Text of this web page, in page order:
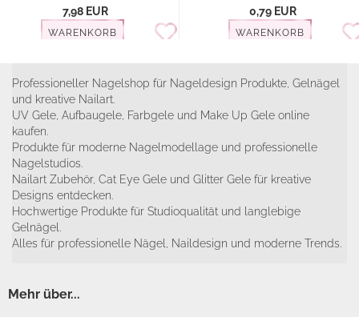
7,98 EUR
WARENKORB
0,79 EUR
WARENKORB
Professioneller Nagelshop für Nageldesign Produkte, Gelnägel
und kreative Nailart.
UV Gele, Aufbaugele, Farbgele und Make Up Gele online
kaufen.
Produkte für moderne Nagelmodellage und professionelle
Nagelstudios.
Nailart Zubehör, Cat Eye Gele und Glitter Gele für kreative
Designs entdecken.
Hochwertige Produkte für Studioqualität und langlebige
Gelnägel.
Alles für professionelle Nägel, Naildesign und moderne Trends.
Mehr über...